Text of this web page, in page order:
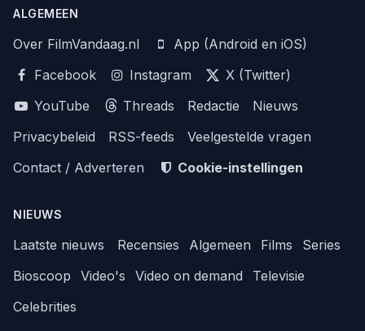
ALGEMEEN
Over FilmVandaag.nl
App (Android en iOS)
Facebook
Instagram
X (Twitter)
YouTube
Threads Redactie
Nieuws
Privacybeleid
RSS-feeds
Veelgestelde vragen
Contact / Adverteren
Cookie-instellingen
NIEUWS
Laatste nieuws Recensies Algemeen Films
Series
Bioscoop
Video's Video on demand
Televisie
Celebrities